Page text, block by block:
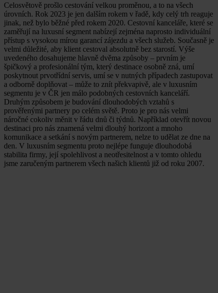
Celosvětově prošlo cestování velkou proměnou, a to na všech
úrovních. Rok 2023 je jen dalším rokem v řadě, kdy celý trh reaguje
jinak, než bylo běžné před rokem 2020. Cestovní kanceláře, které se
zaměřují na luxusní segment nabízejí zejména naprosto individuální
přístup s vysokou mírou garancí zájezdu a všech služeb. Současně je
velmi důležité, aby klient cestoval absolutně bez starostí. Výše
uvedeného dosahujeme hlavně dvěma způsoby – prvním je
špičkový a profesionální tým, který destinace osobně zná, umí
poskytnout prvotřídní servis, umí se v nutných případech zastupovat
a odborně doplňovat – může to znít překvapivě, ale v luxusním
segmentu je v ČR jen málo podobných cestovních kanceláří.
Druhým způsobem je budování dlouhodobých vztahů s
prověřenými partnery po celém světě. Proto je pro nás velmi
náročné cokoliv měnit v řádu dnů či týdnů. Například otevřít novou
destinaci pro nás znamená velmi dlouhý horizont a mnoho
komunikace a setkání s novým partnerem, nelze to udělat ze dne na
den. V luxusním segmentu proto nejlépe funguje dlouhodobá
stabilita firmy, její spolehlivost a neotřesitelnost a v tomto ohledu
jsme zaručeným partnerem všech našich klientů již od roku 2007.